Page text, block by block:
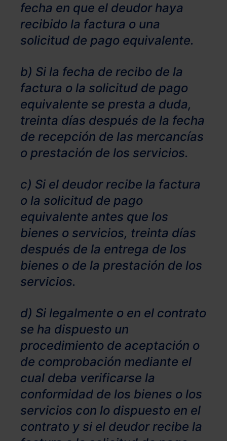
fecha en que el deudor haya
recibido la factura o una
solicitud de pago equivalente.
b) Si la fecha de recibo de la
factura o la solicitud de pago
equivalente se presta a duda,
treinta días después de la fecha
de recepción de las mercancías
o prestación de los servicios.
c) Si el deudor recibe la factura
o la solicitud de pago
equivalente antes que los
bienes o servicios, treinta días
después de la entrega de los
bienes o de la prestación de los
servicios.
d) Si legalmente o en el contrato
se ha dispuesto un
procedimiento de aceptación o
de comprobación mediante el
cual deba verificarse la
conformidad de los bienes o los
servicios con lo dispuesto en el
contrato y si el deudor recibe la